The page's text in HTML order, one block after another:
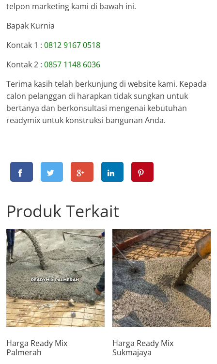
telpon marketing kami di bawah ini.
Bapak Kurnia
Kontak 1 :0812 9167 0518
Kontak 2 :0857 1148 6036
Terima kasih telah berkunjung di website kami. Kepada
calon pelanggan di harapkan tidak sungkan untuk
bertanya dan berkonsultasi mengenai kebutuhan
readymix untuk konstruksi bangunan Anda.
Produk Terkait
Harga Ready Mix
Palmerah
Harga Ready Mix
Sukmajaya